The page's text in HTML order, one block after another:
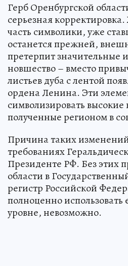
Герб Оренбургской
серьезная
часть символики, уже
останется прежней,
претерпит значительные
новшество – вместо
листьев дуба с лентой
ордена Ленина. Эти
символизировать
полученные регионом в
Причина таких изменений
требованиях
Президенте РФ. Без этих
области в
регистр Российской
полноценно
уровне, невозможно.